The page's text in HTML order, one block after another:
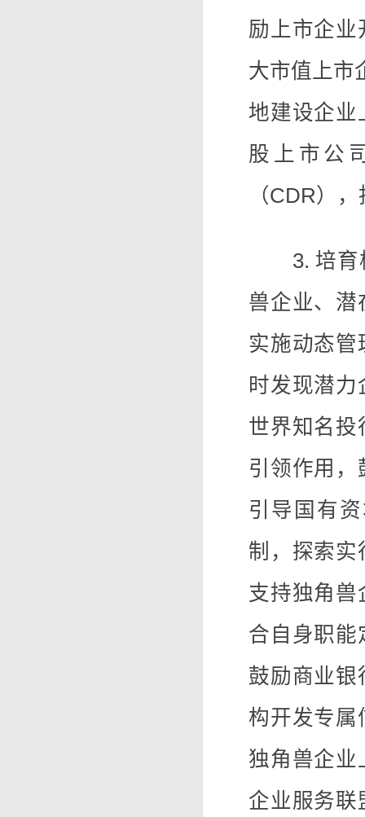
励上市企业
大市值上市
地建设企业
股上市公
（CDR）
3. 培育极
兽企业、潜
实施动态管
时发现潜
世界知名投
引领作用
引导国有
制，探索实
支持独角
合自身职能
鼓励商业银
构开发专属
独角兽企业
企业服务联